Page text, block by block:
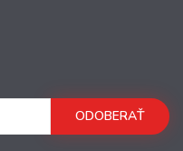
ODOBERAŤ